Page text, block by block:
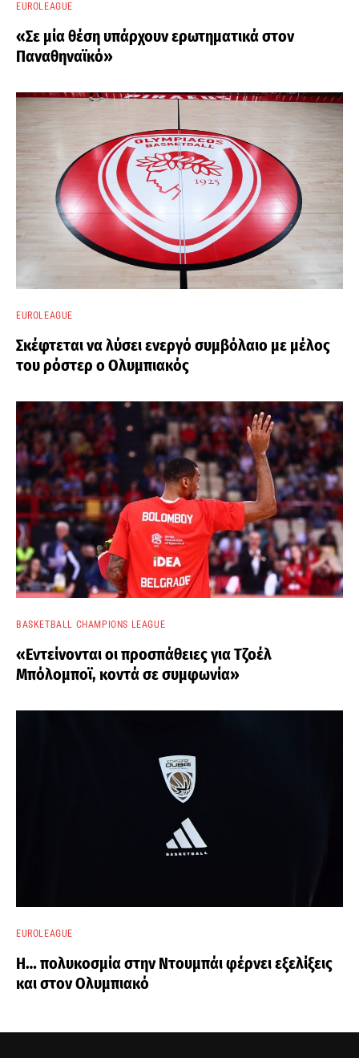
EUROLEAGUE
«Σε μία θέση υπάρχουν ερωτηματικά στον
Παναθηναϊκό»
EUROLEAGUE
Σκέφτεται να λύσει ενεργό συμβόλαιο με μέλος
του ρόστερ ο Ολυμπιακός
BASKETBALL CHAMPIONS LEAGUE
«Εντείνονται οι προσπάθειες για Τζοέλ
Μπόλομποϊ, κοντά σε συμφωνία»
EUROLEAGUE
Η… πολυκοσμία στην Ντουμπάι φέρνει εξελίξεις
και στον Ολυμπιακό